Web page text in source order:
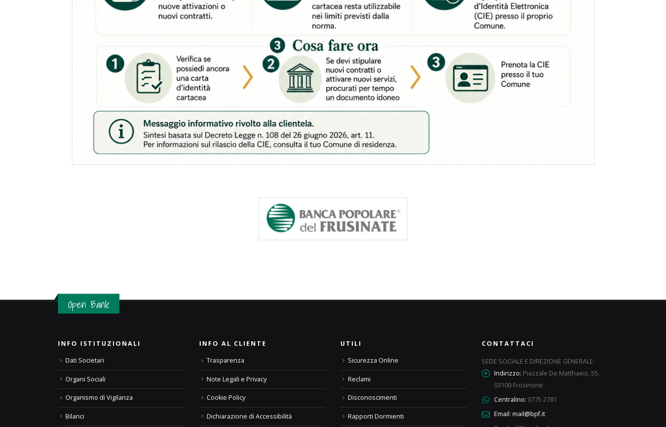
Open Bank
INFO ISTITUZIONALI
Dati Societari
Organi Sociali
Organismo di Vigilanza
Bilanci
INFO AL CLIENTE
Trasparenza
Note Legali e Privacy
Cookie Policy
Dichiarazione di Accessibilità
UTILI
Sicurezza Online
Reclami
Disconoscimenti
Rapporti Dormienti
CONTATTACI
SEDE SOCIALE E DIREZIONE GENERALE:
Indirizzo: Piazzale De Matthaeis, 55,
03100 Frosinone
Centralino: 0775 2781
Email: mail@bpf.it